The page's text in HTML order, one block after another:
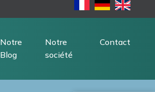
Notre
Blog
Notre
société
Contact